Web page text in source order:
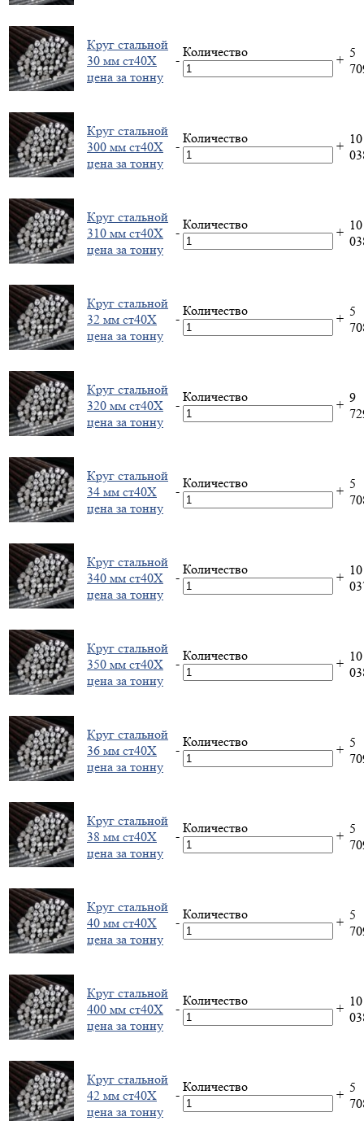
Круг стальной
30 мм ст40Х
цена за тонну
-
Количество
+ 5
Круг стальной
300 мм ст40Х
цена за тонну
-
Количество
+ 10
Круг стальной
310 мм ст40Х
цена за тонну
-
Количество
+ 10
Круг стальной
32 мм ст40Х
цена за тонну
-
Количество
+ 5
Круг стальной
320 мм ст40Х
цена за тонну
-
Количество
+ 9
Круг стальной
34 мм ст40Х
цена за тонну
-
Количество
+ 5
Круг стальной
340 мм ст40Х
цена за тонну
-
Количество
+ 10
Круг стальной
350 мм ст40Х
цена за тонну
-
Количество
+ 10
Круг стальной
36 мм ст40Х
цена за тонну
-
Количество
+ 5
Круг стальной
38 мм ст40Х
цена за тонну
-
Количество
+ 5
Круг стальной
40 мм ст40Х
цена за тонну
-
Количество
+ 5
Круг стальной
400 мм ст40Х
цена за тонну
-
Количество
+ 10
Круг стальной
42 мм ст40Х
цена за тонну
-
Количество
+ 5